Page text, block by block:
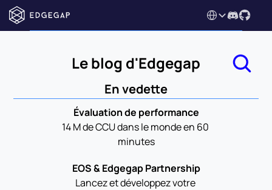
Select Language
Le blog d'Edgegap
En vedette
Évaluation de performance
14 M de CCU dans le monde en 60
minutes
EOS & Edgegap Partnership
Lancez et développez votre